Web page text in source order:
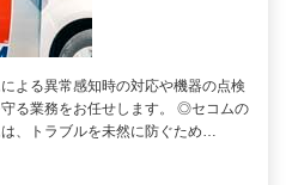
よる異常感知時の対応や機器の点検
る業務をお任せします。 ◎セコムの
、トラブルを未然に防ぐため…